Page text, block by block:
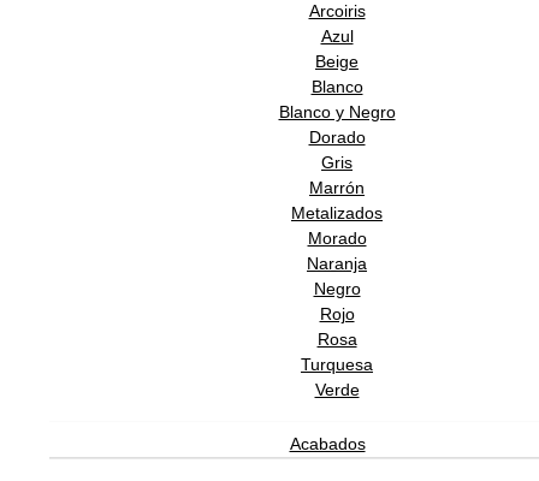
Arcoiris
Azul
Beige
Blanco
Blanco y Negro
Dorado
Gris
Marrón
Metalizados
Morado
Naranja
Negro
Rojo
Rosa
Turquesa
Verde
Acabados